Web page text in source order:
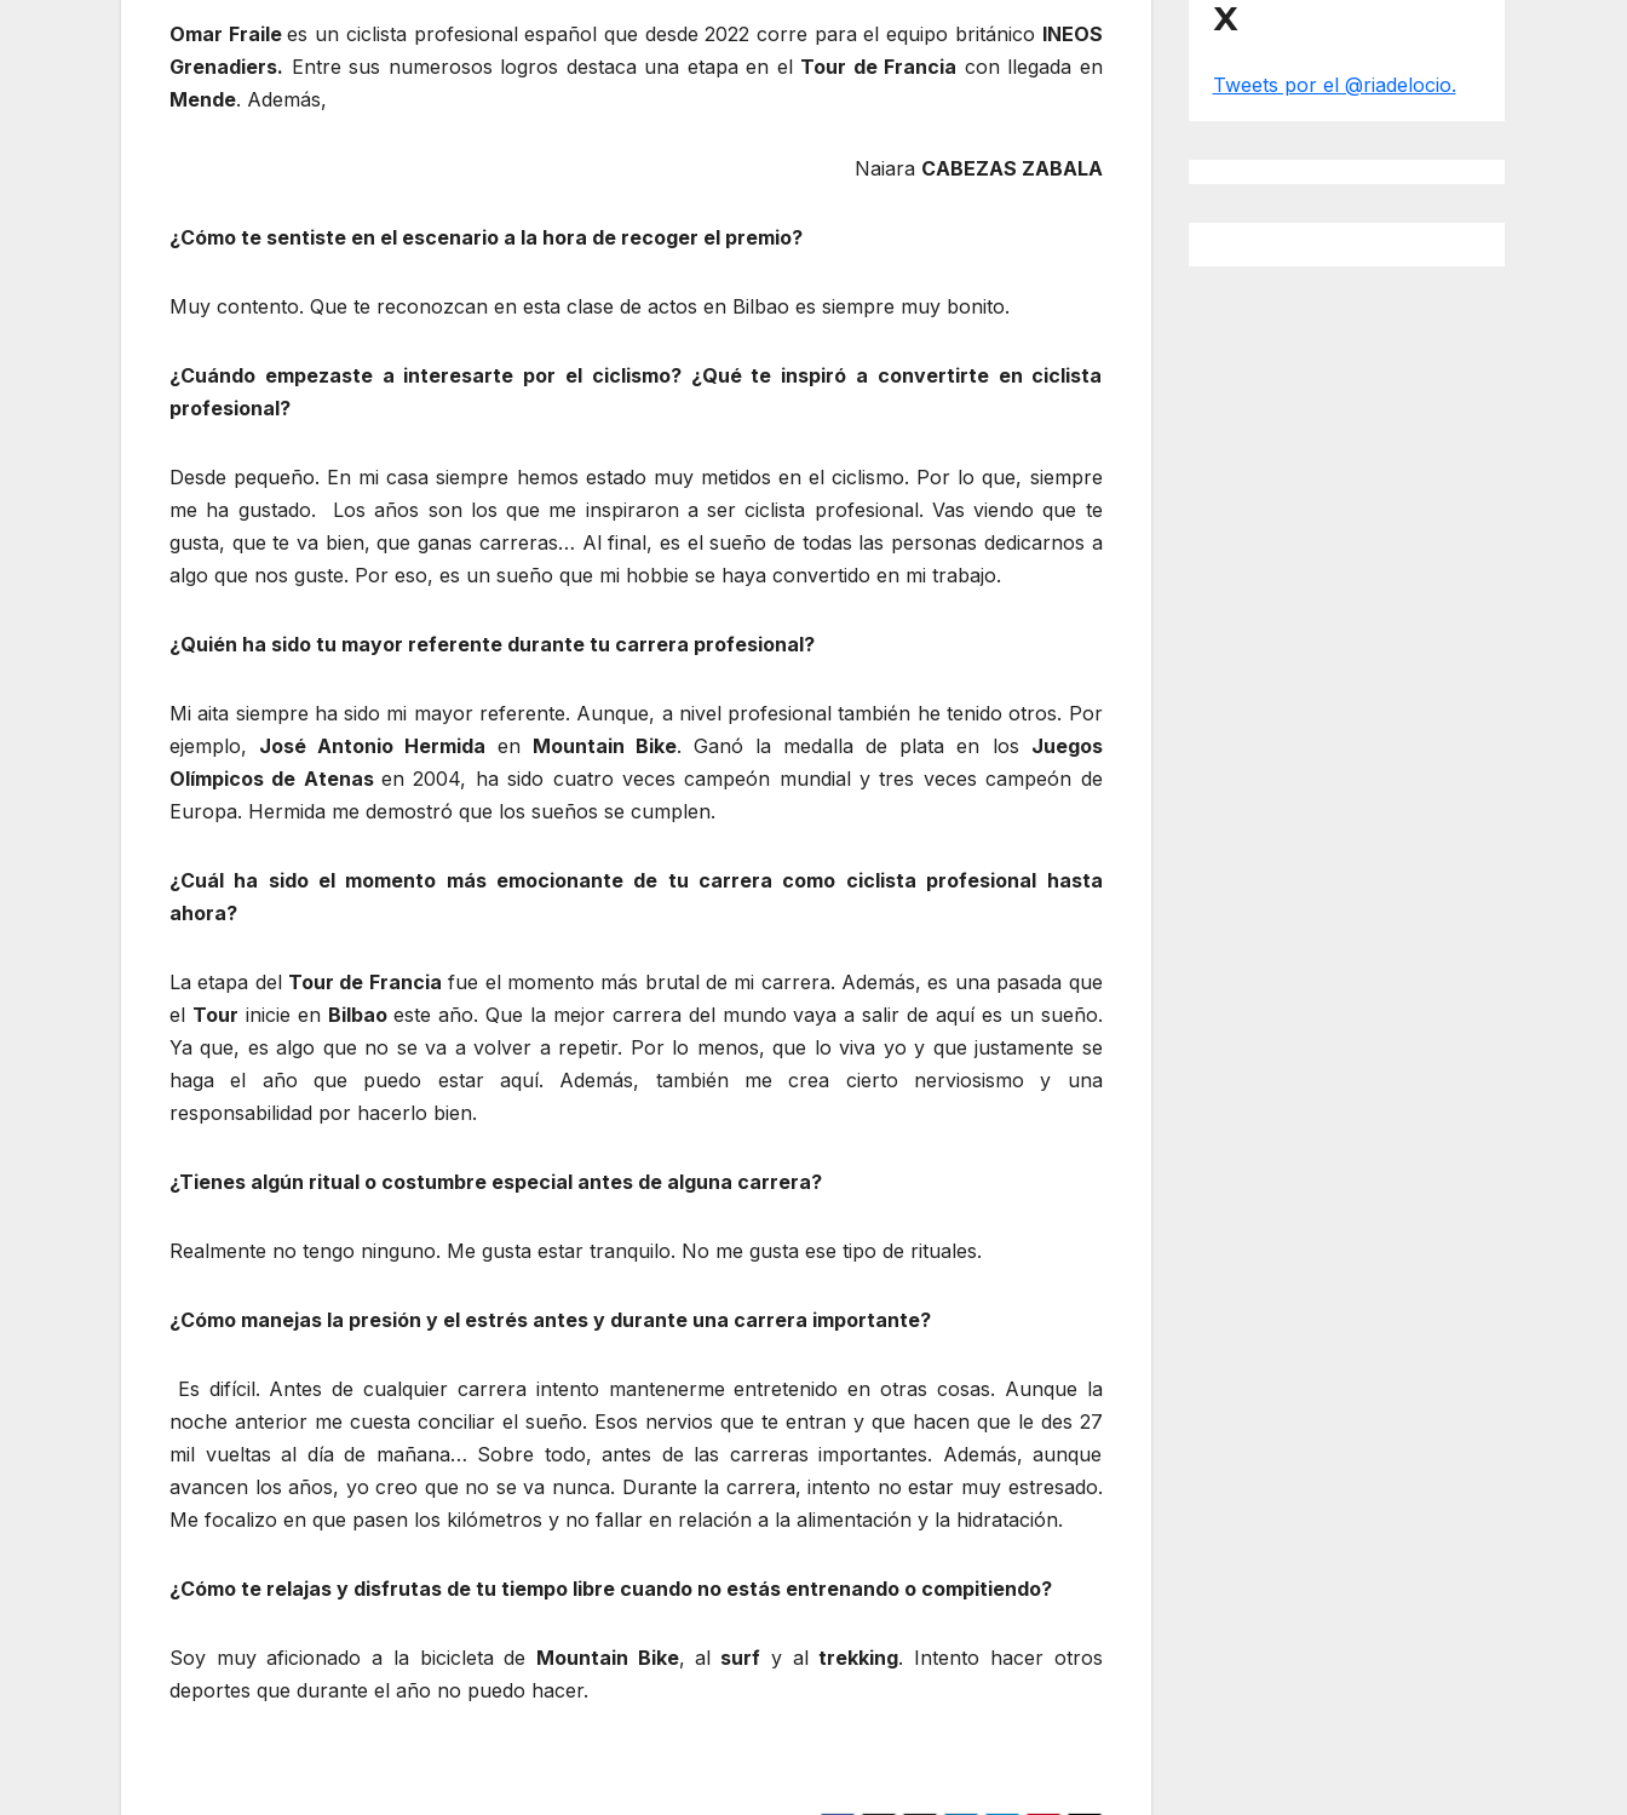
Omar Frailees un ciclista profesional español que desde 2022 corre para el equipo británico INEOS
Grenadiers. Entre sus numerosos logros destaca una etapa en el Tour de Francia con llegada en
Mende. Además,
Naiara CABEZAS ZABALA
¿Cómo te sentiste en el escenario a la hora de recoger el premio?
Muy contento. Que te reconozcan en esta clase de actos en Bilbao es siempre muy bonito.
¿Cuándo empezaste a interesarte por el ciclismo? ¿Qué te inspiró a convertirte en ciclista
profesional?
Desde pequeño. En mi casa siempre hemos estado muy metidos en el ciclismo. Por lo que, siempre
me ha gustado. Los años son los que me inspiraron a ser ciclista profesional. Vas viendo que te
gusta, que te va bien, que ganas carreras… Al final, es el sueño de todas las personas dedicarnos a
algo que nos guste. Por eso, es un sueño que mi hobbie se haya convertido en mi trabajo.
¿Quién ha sido tu mayor referente durante tu carrera profesional?
Mi aita siempre ha sido mi mayor referente. Aunque, a nivel profesional también he tenido otros. Por
ejemplo, José Antonio Hermida en Mountain Bike. Ganó la medalla de plata en los Juegos
Olímpicos de Atenasen 2004, ​ha sido cuatro veces campeón mundial y tres veces campeón de
Europa. Hermida me demostró que los sueños se cumplen.
¿Cuál ha sido el momento más emocionante de tu carrera como ciclista profesional hasta
ahora?
La etapa del Tour de Francia fue el momento más brutal de mi carrera. Además, es una pasada que
el Tour inicie en Bilbaoeste año. Que la mejor carrera del mundo vaya a salir de aquí es un sueño.
Ya que, es algo que no se va a volver a repetir. Por lo menos, que lo viva yo y que justamente se
haga el año que puedo estar aquí. Además, también me crea cierto nerviosismo y una
responsabilidad por hacerlo bien.
¿Tienes algún ritual o costumbre especial antes de alguna carrera?
Realmente no tengo ninguno. Me gusta estar tranquilo. No me gusta ese tipo de rituales.
¿Cómo manejas la presión y el estrés antes y durante una carrera importante?
Es difícil. Antes de cualquier carrera intento mantenerme entretenido en otras cosas. Aunque la
noche anterior me cuesta conciliar el sueño. Esos nervios que te entran y que hacen que le des 27
mil vueltas al día de mañana… Sobre todo, antes de las carreras importantes. Además, aunque
avancen los años, yo creo que no se va nunca. Durante la carrera, intento no estar muy estresado.
Me focalizo en que pasen los kilómetros y no fallar en relación a la alimentación y la hidratación.
¿Cómo te relajas y disfrutas de tu tiempo libre cuando no estás entrenando o compitiendo?
Soy muy aficionado a la bicicleta de Mountain Bike, al surf y altrekking. Intento hacer otros
deportes que durante el año no puedo hacer.
X
Tweets por el @riadelocio.